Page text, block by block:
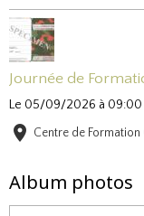
Journée de
Le 05/09/2026 à 09:00
Centre de
Album photos